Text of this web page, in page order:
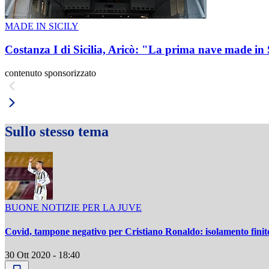
MADE IN SICILY
Costanza I di Sicilia, Aricò: "La prima nave made in
contenuto sponsorizzato
Sullo stesso tema
BUONE NOTIZIE PER LA JUVE
Covid, tampone negativo per Cristiano Ronaldo: isolamento
30 Ott 2020 - 18:40